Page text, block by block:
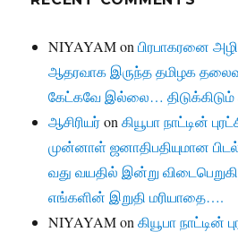
NIYAYAMonபிரபாகரனை
ஆதரவாக இருந்த தமிழக
கேட்கவே இல்லை…
ஆசிரியர்onகியூபா நாட்டின்
முன்னாள் ஜனாதிபதியுமான
வது வயதில் இன்று
எங்களின் இறுதி மரியாதை….
NIYAYAMonகியூபா நாட்டின்